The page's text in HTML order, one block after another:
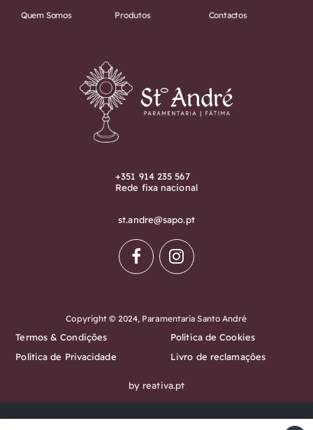
Quem Somos Produtos Contactos
+351 914 235 567
Rede fixa nacional
st.andre@sapo.pt
Copyright © 2024, Paramentaria Santo André
Termos & Condições
Política de Privacidade
Política de Cookies
Livro de reclamações
by reativa.pt